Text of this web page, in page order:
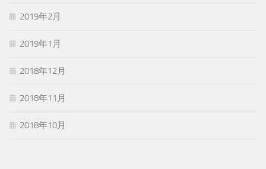
2019年2月
2019年1月
2018年12月
2018年11月
2018年10月